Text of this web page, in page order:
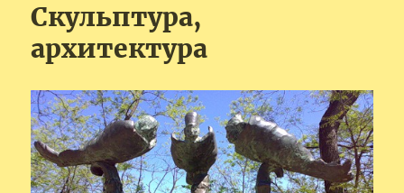
Скульптура,
архитектура